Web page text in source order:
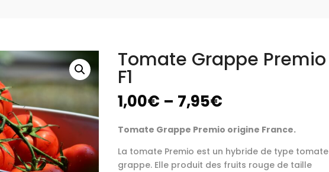
Tomate Grappe Premio
F1
1,00€ – 7,95€
Tomate Grappe Premio origine France.
La tomate Premio est un hybride de type tomate
grappe. Elle produit des fruits rouge de taille